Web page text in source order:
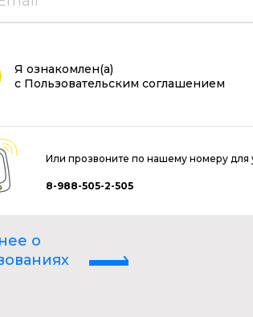
Я ознакомлен(а)
с Пользовательским соглашением
Или прозвоните по нашему номеру
8-988-505-2-505
о